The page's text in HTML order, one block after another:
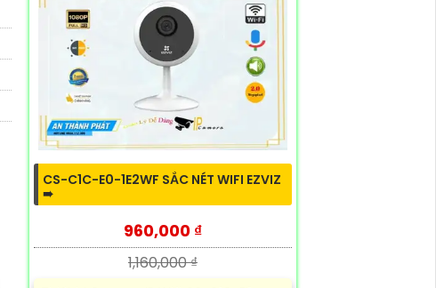
CS-C1C-E0-1E2WF SẮC NÉT WIFI EZVIZ
➠
960,000 ₫
1,160,000 ₫